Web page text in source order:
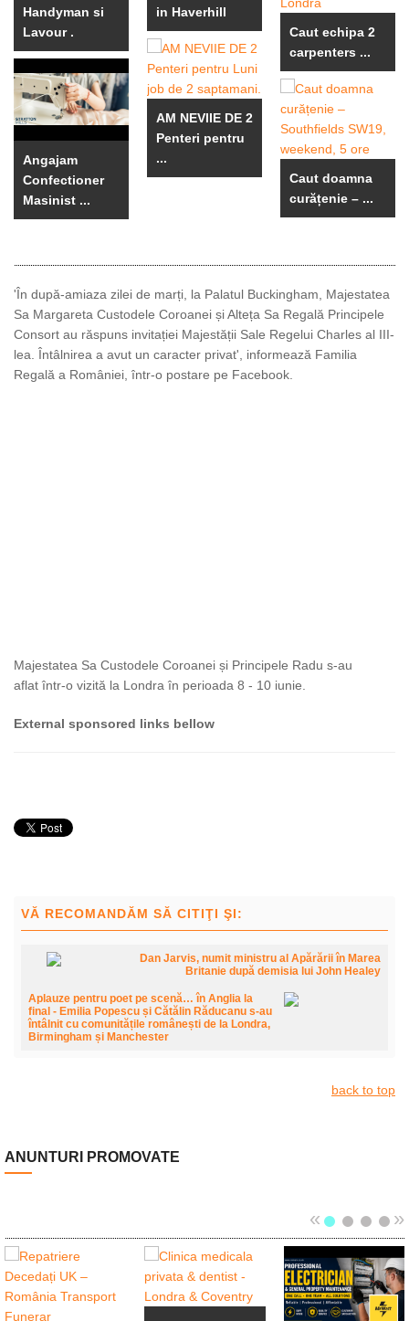
Handyman si
Lavour .
Angajam
Confectioner
Masinist ...
in Haverhill
AM NEVIIE DE 2
Penteri pentru
...
Caut echipa 2
carpenters ...
Caut doamna
curățenie – ...
'În după-amiaza zilei de marți, la Palatul Buckingham, Majestatea
Sa Margareta Custodele Coroanei și Alteța Sa Regală Principele
Consort au răspuns invitației Majestății Sale Regelui Charles al III-
lea. Întâlnirea a avut un caracter privat', informează Familia
Regală a României, într-o postare pe Facebook.
Majestatea Sa Custodele Coroanei și Principele Radu s-au
aflat într-o vizită la Londra în perioada 8 - 10 iunie.
External sponsored links bellow
VĂ RECOMANDĂM SĂ CITIŢI ŞI:
Dan Jarvis, numit ministru al Apărării în Marea
Britanie după demisia lui John Healey
Aplauze pentru poet pe scenă… în Anglia la
final - Emilia Popescu și Cătălin Răducanu s-au
întâlnit cu comunitățile românești de la Londra,
Birmingham și Manchester
back to top
ANUNTURI PROMOVATE
« »